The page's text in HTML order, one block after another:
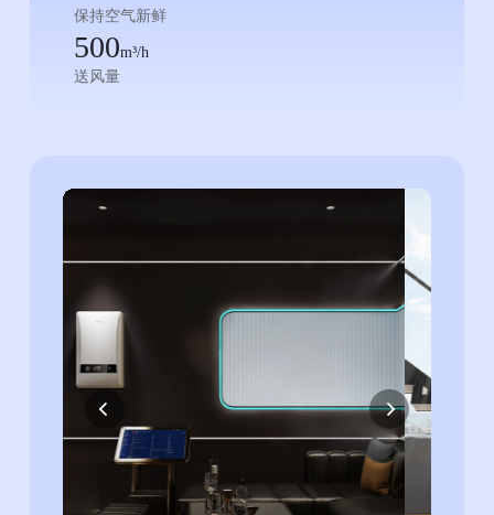
保持空气新鲜
500m³/h
送风量